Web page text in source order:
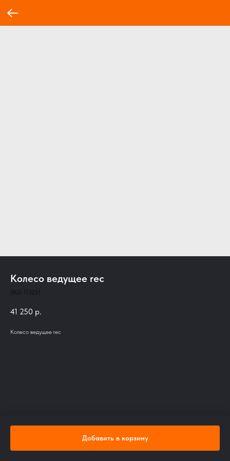
Колесо ведущее rec
SKU: 113251
41 250 р.
Добавить в корзину
Колесо ведущее rec